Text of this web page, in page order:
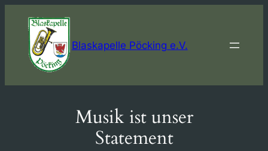
content
Blaskapelle Pöcking e.V.
Musik ist unser
Statement